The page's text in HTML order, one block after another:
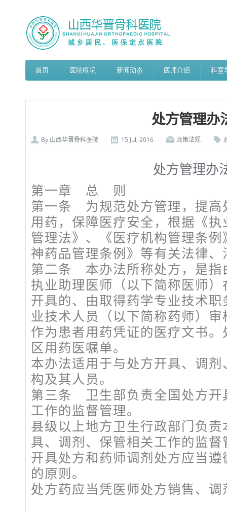
首页 医院概况 新闻动态 医师介绍 科室
处方管理办
By 山西华晋骨科医院 15 Jul, 2016 政策法规
处方管理办
第一章 总 则
第一条 为规范处方管理，提高
用药，保障医疗安全，根据《
管理法》、《医疗机构管理条
神药品管理条例》等有关法律
第二条 本办法所称处方，是指
执业助理医师（以下简称医师
开具的、由取得药学专业技术
业技术人员（以下简称药师）
作为患者用药凭证的医疗文书
区用药医嘱单。
本办法适用于与处方开具、调
构及其人员。
第三条 卫生部负责全国处方开
工作的监督管理。
县级以上地方卫生行政部门负
具、调剂、保管相关工作的监
开具处方和药师调剂处方应当
的原则。
处方药应当凭医师处方销售、